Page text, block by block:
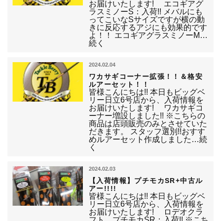
お届けいたします! エコギアグ
ラスミノーS：入荷!! メバルにも
ってこいなSサイズですが横の動
きに反応するアジにも効果的です
よ！！ エコギアグラスミノーM…
続く
2024.02.04
ワカサギコーナー拡張！！＆格安
ルアーセット！！
皆様こんにちは!! 本日もビッグベ
リー日立6号店から、入荷情報を
お届けいたします! ワカサギコ
ーナー増設しました!! ※こちらの
商品は店頭販売のみとさせていた
だきます。 スタッフ選別!!おすす
めルアーセット作成しました…続
く
2024.02.03
【入荷情報】プチモカSR+中古ル
アー!!!!
皆様こんにちは!! 本日もビッグベ
リー日立6号店から、入荷情報を
お届けいたします! ロデオクラ